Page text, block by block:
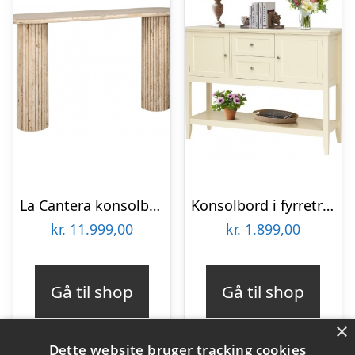
La Cantera konsolbord i travertin 160 x 38 cm – Travertin
kr. 11.999,00
Gå til shop
Konsolbord i fyrretræ B117 x D38 cm – Cremehvid
kr. 1.899,00
Gå til shop
×
Dette website bruger tracking cookies